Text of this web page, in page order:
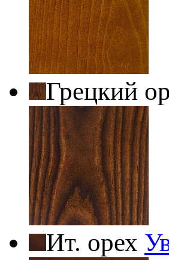
Грецкий
Ит. орех